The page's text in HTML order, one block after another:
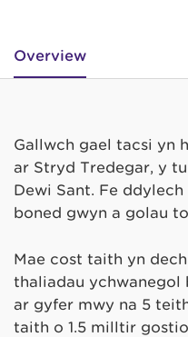
Overview
Gallwch gael tacsi yn
ar Stryd Tredegar, y
Dewi Sant. Fe
boned gwyn a golau
Mae cost taith yn
thaliadau ychwanegol
ar gyfer mwy na 5
taith o 1.5 milltir